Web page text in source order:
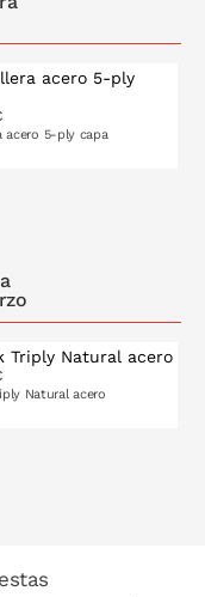
acero 5-ply capa
cm 34 cm
Natural acero